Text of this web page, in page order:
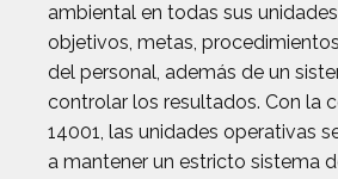
ambiental en todas sus
objetivos, metas,
del personal, además de un
controlar los resultados. Con la
14001, las unidades operativas
a mantener un estricto sistema